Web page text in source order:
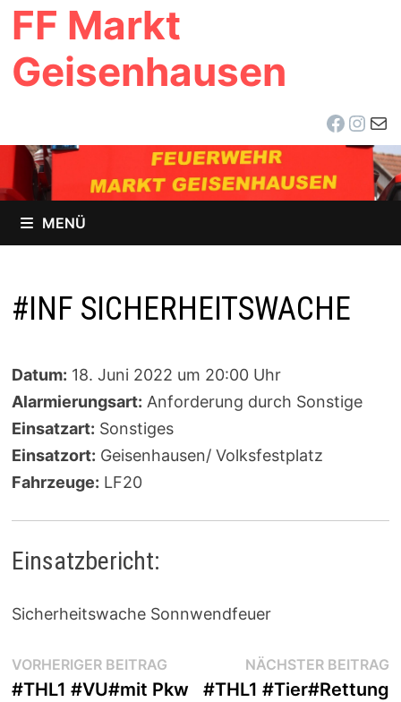
Zum
Inhalt
springen
FF Markt
Geisenhausen
E-
MENÜ
#INF SICHERHEITSWACHE
Datum: 18. Juni 2022 um 20:00 Uhr
Alarmierungsart: Anforderung durch Sonstige
Einsatzart: Sonstiges
Einsatzort: Geisenhausen/ Volksfestplatz
Fahrzeuge: LF20
Einsatzbericht:
Sicherheitswache Sonnwendfeuer
Beitragsnavigation
VORHERIGER BEITRAGVorheriger
Beitrag:
#THL1 #VU#mit Pkw
NÄCHSTER BEITRAG
#THL1 #Tier#Rettung